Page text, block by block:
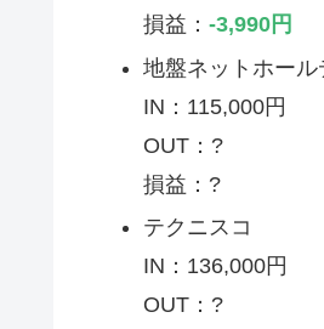
損益： -3,990円
地盤ネットホール
IN：115,000円
OUT：?
損益：?
テクニスコ
IN：136,000円
OUT：?